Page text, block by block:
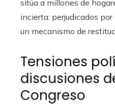
sitúa a millones de
incierta: perjudicados
un mecanismo de
Tensiones
discusiones
Congreso